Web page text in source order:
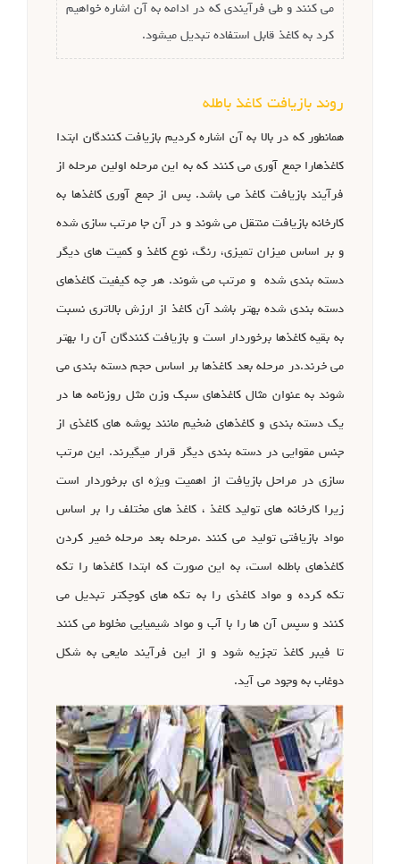
می کنند و طی فرآیندی که در ادامه به آن اشاره خواهیم
کرد به کاغذ قابل استفاده تبدیل میشود.
روند بازیافت کاغذ باطله
همانطور که در بالا به آن اشاره کردیم بازیافت کنندگان ابتدا
کاغذهارا جمع آوری می کنند که به این مرحله اولین مرحله از
فرآیند بازیافت کاغذ می باشد. پس از جمع آوری کاغذها به
کارخانه بازیافت منتقل می شوند و در آن جا مرتب سازی شده
و بر اساس میزان تمیزی، رنگ، نوع کاغذ و کمیت های دیگر
دسته بندی شده و مرتب می شوند. هر چه کیفیت کاغذهای
دسته بندی شده بهتر باشد آن کاغذ از ارزش بالاتری نسبت
به بقیه کاغذها برخوردار است و بازیافت کنندگان آن را بهتر
می خرند.در مرحله بعد کاغذها بر اساس حجم دسته بندی می
شوند به عنوان مثال کاغذهای سبک وزن مثل روزنامه ها در
یک دسته بندی و کاغذهای ضخیم مانند پوشه های کاغذی از
جنس مقوایی در دسته بندی دیگر قرار میگیرند. این مرتب
سازی در مراحل بازیافت از اهمیت ویژه ای برخوردار است
زیرا کارخانه های تولید کاغذ ، کاغذ های مختلف را بر اساس
مواد بازیافتی تولید می کنند .مرحله بعد مرحله خمیر کردن
کاغذهای باطله است، به این صورت که ابتدا کاغذها را تکه
تکه کرده و مواد کاغذی را به تکه های کوچکتر تبدیل می
کنند و سپس آن ها را با آب و مواد شیمیایی مخلوط می کنند
تا فیبر کاغذ تجزیه شود و از این فرآیند مایعی به شکل
دوغاب به وجود می آید.